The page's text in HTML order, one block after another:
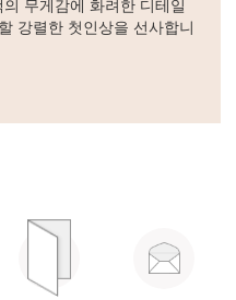
무게감에 화려한 디테일
강렬한 첫인상을 선사합니